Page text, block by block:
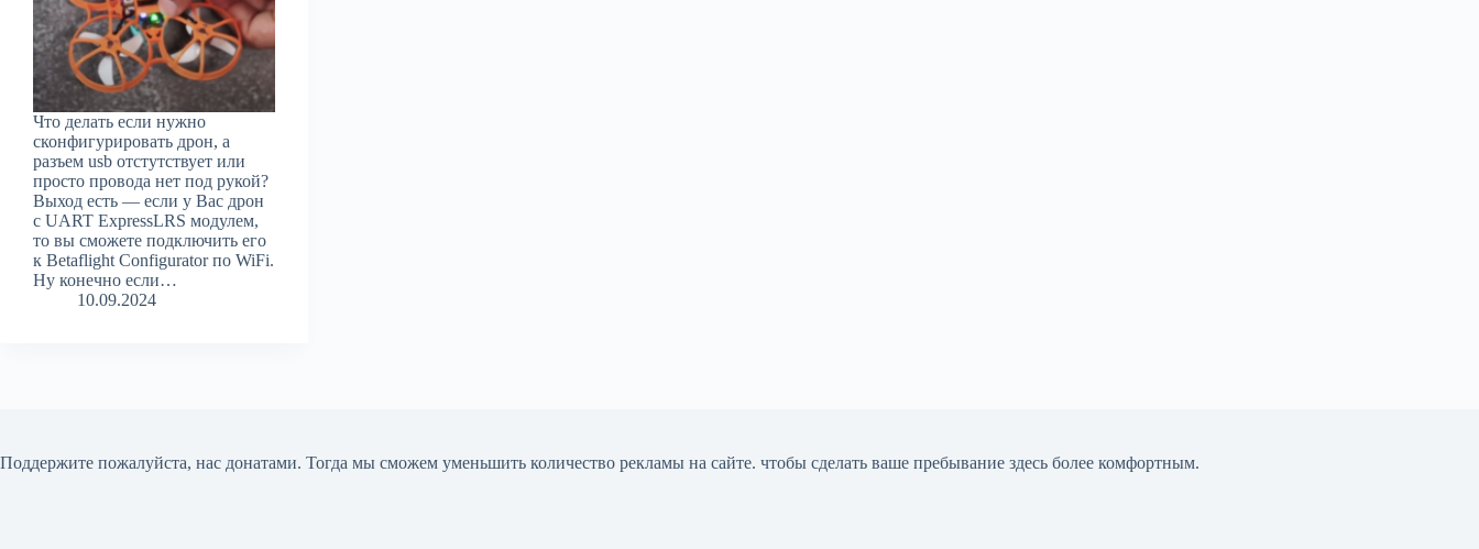
Что делать если нужно
сконфигурировать дрон, а
разъем usb отстутствует или
просто провода нет под рукой?
Выход есть — если у Вас дрон
с UART ExpressLRS модулем,
то вы сможете подключить его
к Betaflight Configurator по WiFi.
Ну конечно если…
10.09.2024
Поддержите пожалуйста, нас донатами. Тогда мы сможем уменьшить количество рекламы на сайте. чтобы сделать ваше пребывание здесь более комфортным.